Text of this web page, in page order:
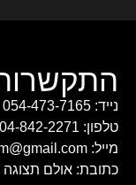
נייד: 054-473-7165
טלפון: 04-842-2271
מייל: Cstone.fm@gmail.com
כתובת: אולם תצוגה